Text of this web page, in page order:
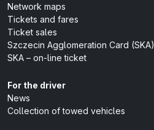
Network maps
Tickets and fares
Ticket sales
Szczecin Agglomeration Card (SKA)
SKA – on-line ticket
For the driver
News
Collection of towed vehicles